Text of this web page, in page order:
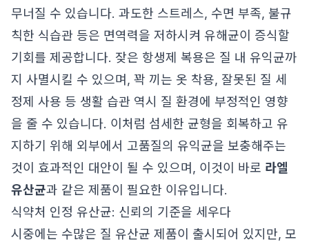
무너질 수 있습니다. 과도한 스트레스, 수면 부족, 불규
칙한 식습관 등은 면역력을 저하시켜 유해균이 증식할
기회를 제공합니다. 잦은 항생제 복용은 질 내 유익균까
지 사멸시킬 수 있으며, 꽉 끼는 옷 착용, 잘못된 질 세
정제 사용 등 생활 습관 역시 질 환경에 부정적인 영향
을 줄 수 있습니다. 이처럼 섬세한 균형을 회복하고 유
지하기 위해 외부에서 고품질의 유익균을 보충해주는
것이 효과적인 대안이 될 수 있으며, 이것이 바로 라엘
유산균과 같은 제품이 필요한 이유입니다.
식약처 인정 유산균: 신뢰의 기준을 세우다
시중에는 수많은 질 유산균 제품이 출시되어 있지만, 모